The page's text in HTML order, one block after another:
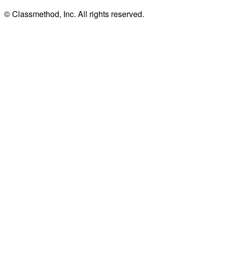
© Classmethod, Inc. All rights reserved.